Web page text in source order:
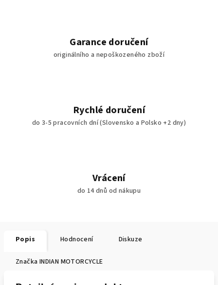
Garance doručení
originálního a nepoškozeného zboží
Rychlé doručení
do 3-5 pracovních dní (Slovensko a Polsko +2 dny)
Vrácení
do 14 dnů od nákupu
Popis Hodnocení Diskuze
Značka INDIAN MOTORCYCLE